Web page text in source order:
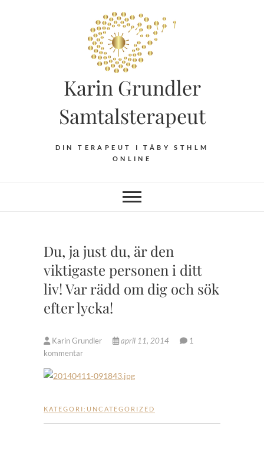
Karin Grundler
Samtalsterapeut
DIN TERAPEUT I TÄBY STHLM
ONLINE
Du, ja just du, är den
viktigaste personen i ditt
liv! Var rädd om dig och sök
efter lycka!
Karin Grundler april 11, 2014
1
kommentar
KATEGORI: UNCATEGORIZED